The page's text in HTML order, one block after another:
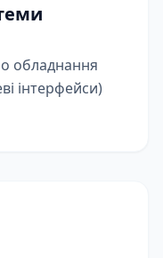
обладнання
інтерфейси)